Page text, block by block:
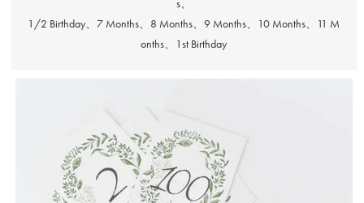
s、
1/2 Birthday、7 Months、8 Months、9 Months、10 Months、11 M
onths、1st Birthday